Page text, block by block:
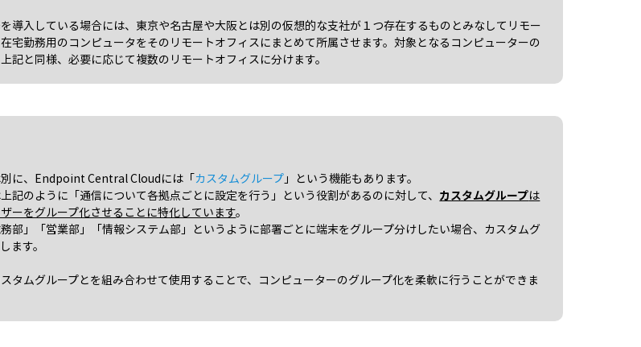
導入している場合には、東京や名古屋や大阪とは別の仮想的な支社が１つ存在するものとみなしてリモー
宅勤務用のコンピュータをそのリモートオフィスにまとめて所属させます。対象となるコンピューターの
記と同様、必要に応じて複数のリモートオフィスに分けます。
別に、Endpoint Central Cloudには「カスタムグループ 」という機能もあります。
記のように「通信について各拠点ごとに設定を行う」という役割があるのに対して、 カスタムグループは
ーをグループ化させることに特化しています。
部」「営業部」「情報システム部」というように部署ごとに端末をグループ分けしたい場合、カスタムグ
ます。
タムグループとを組み合わせて使用することで、コンピューターのグループ化を柔軟に行うことができま